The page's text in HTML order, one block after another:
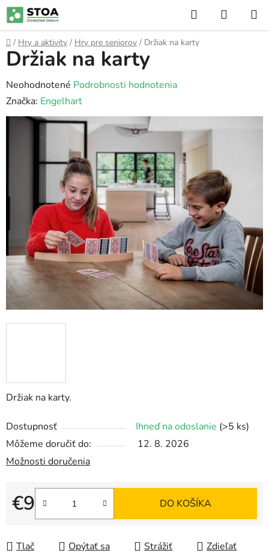
Prejsť
na
obsah
Hľadať
KOŠÍK
Domov
/ Hry a aktivity / Hry pre seniorov / Držiak na karty
Držiak na karty.
Dostupnosť Ihneď na odoslanie (>5 ks)
Môžeme doručiť do:
12. 8. 2026
Možnosti doručenia
€9
Jednotková cena:
DO KOŠÍKA
Tlač Opýtať sa Strážiť Zdieľať
Držiak na karty
Priemerné
hodnotenie
produktu
hviezdičiek.
Neohodnotené Podrobnosti hodnotenia
Značka: Engelhart